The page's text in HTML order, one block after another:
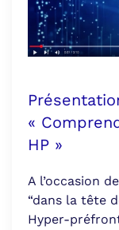
«
HP »
A l’occasion
“dans la tête
Hyper-